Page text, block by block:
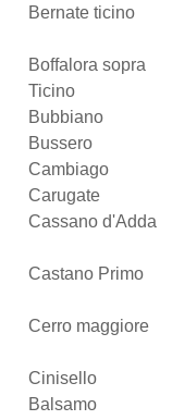
Bernate ticino
Boffalora sopra
Ticino
Bubbiano
Bussero
Cambiago
Carugate
Cassano d'Adda
Castano Primo
Cerro maggiore
Cinisello
Balsamo